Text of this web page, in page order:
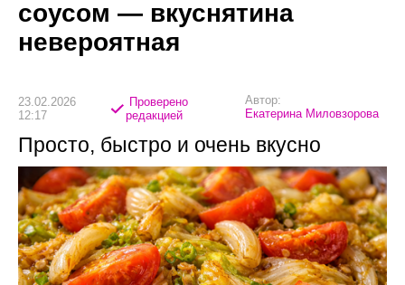
соусом — вкуснятина
невероятная
23.02.2026
12:17
Проверено
редакцией
Автор:
Екатерина Миловзорова
Просто, быстро и очень вкусно